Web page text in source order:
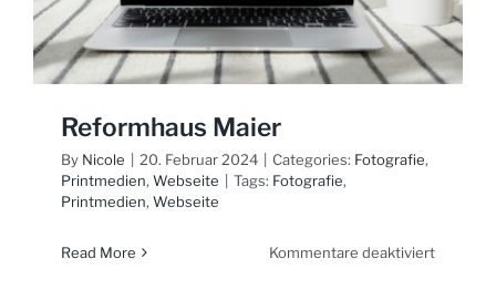
Reformhaus Maier
By Nicole 20. Februar 2024 Categories: Fotografie,
Printmedien, Webseite Tags: Fotografie,
Printmedien, Webseite
Read More Kommentare deaktiviertfür